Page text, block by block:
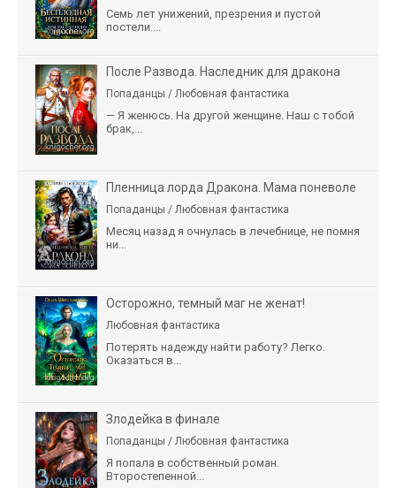
Семь лет унижений, презрения и пустой
постели....
После Развода. Наследник для дракона
Попаданцы / Любовная фантастика
— Я женюсь. На другой женщине. Наш с тобой
брак,...
Пленница лорда Дракона. Мама поневоле
Попаданцы / Любовная фантастика
Месяц назад я очнулась в лечебнице, не помня
ни...
Осторожно, темный маг не женат!
Любовная фантастика
Потерять надежду найти работу? Легко.
Оказаться в...
Злодейка в финале
Попаданцы / Любовная фантастика
Я попала в собственный роман.
Второстепенной...